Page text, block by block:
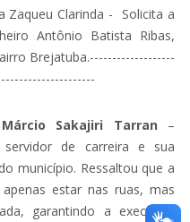
Zaqueu Clarinda - Solicita a
Antônio Batista Ribas,
Brejatuba.-------------------
Sakajiri Tarran –
de carreira e sua
município. Ressaltou que a
estar nas ruas, mas
garantindo a execução